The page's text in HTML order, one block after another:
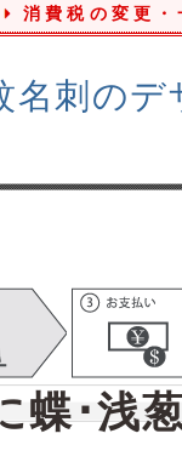
消費税の変更
名刺のデ
蝶･浅